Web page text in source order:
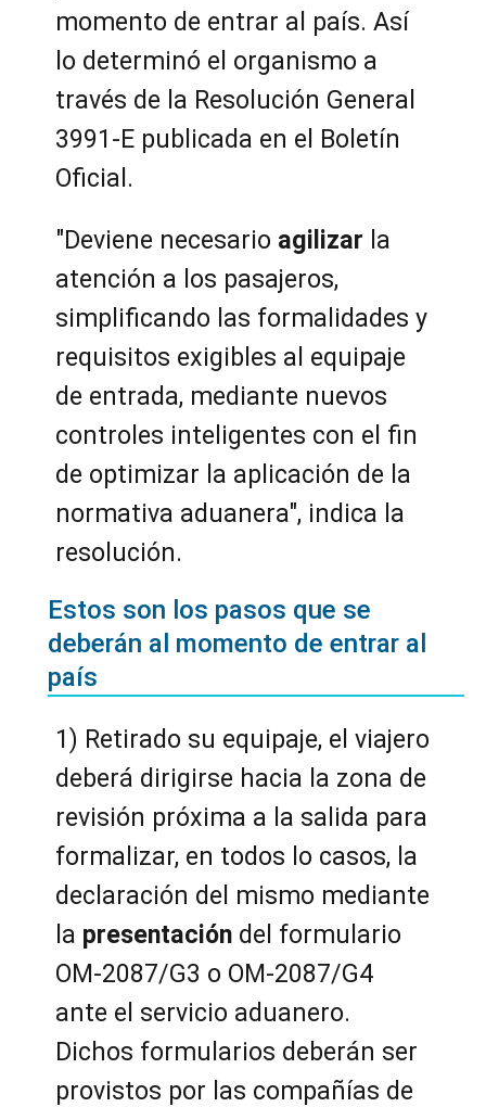
momento de entrar al país. Así
lo determinó el organismo a
través de la Resolución General
3991-E publicada en el Boletín
Oficial.
"Deviene necesario agilizar la
atención a los pasajeros,
simplificando las formalidades y
requisitos exigibles al equipaje
de entrada, mediante nuevos
controles inteligentes con el fin
de optimizar la aplicación de la
normativa aduanera", indica la
resolución.
Estos son los pasos que se
deberán al momento de entrar al
país
1) Retirado su equipaje, el viajero
deberá dirigirse hacia la zona de
revisión próxima a la salida para
formalizar, en todos lo casos, la
declaración del mismo mediante
la presentación del formulario
OM-2087/G3 o OM-2087/G4
ante el servicio aduanero.
Dichos formularios deberán ser
provistos por las compañías de